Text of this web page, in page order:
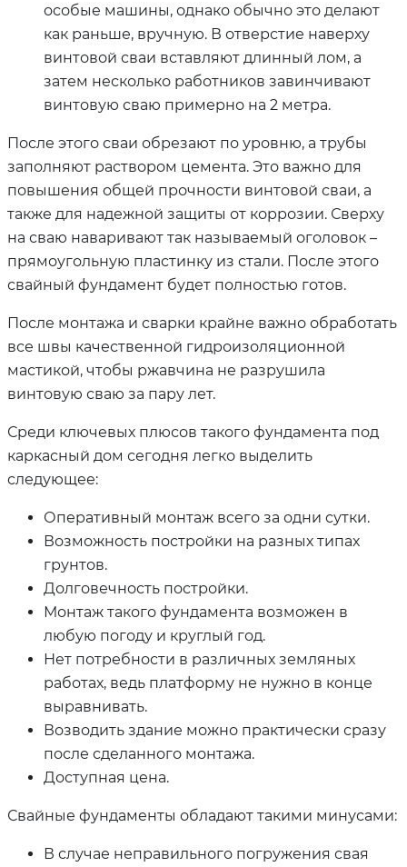
особые машины, однако обычно это делают
как раньше, вручную. В отверстие наверху
винтовой сваи вставляют длинный лом, а
затем несколько работников завинчивают
винтовую сваю примерно на 2 метра.
После этого сваи обрезают по уровню, а трубы
заполняют раствором цемента. Это важно для
повышения общей прочности винтовой сваи, а
также для надежной защиты от коррозии. Сверху
на сваю наваривают так называемый оголовок –
прямоугольную пластинку из стали. После этого
свайный фундамент будет полностью готов.
После монтажа и сварки крайне важно обработать
все швы качественной гидроизоляционной
мастикой, чтобы ржавчина не разрушила
винтовую сваю за пару лет.
Среди ключевых плюсов такого фундамента под
каркасный дом сегодня легко выделить
следующее:
Оперативный монтаж всего за одни сутки.
Возможность постройки на разных типах
грунтов.
Долговечность постройки.
Монтаж такого фундамента возможен в
любую погоду и круглый год.
Нет потребности в различных земляных
работах, ведь платформу не нужно в конце
выравнивать.
Возводить здание можно практически сразу
после сделанного монтажа.
Доступная цена.
Свайные фундаменты обладают такими минусами:
В случае неправильного погружения свая